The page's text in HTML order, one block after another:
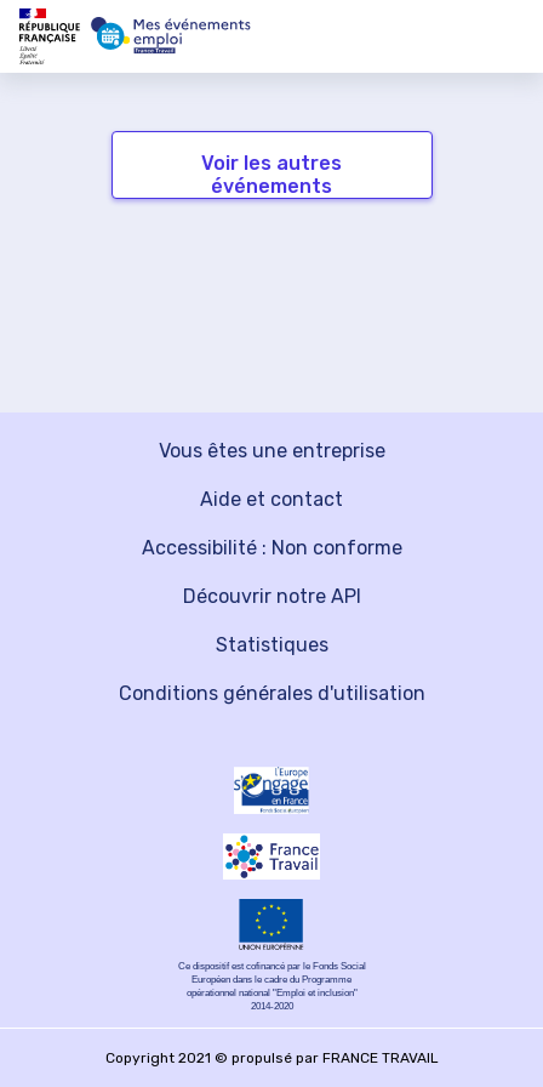
Voir les autres
événements
Vous êtes une entreprise
Découvrir notre API
Aide et contact
Statistiques
Accessibilité : Non conforme
Conditions générales d'utilisation
Ce dispositif est cofinancé par le Fonds Social
Européen dans le cadre du Programme
opérationnel national "Emploi et inclusion"
2014-2020
Copyright 2021 © propulsé par FRANCE TRAVAIL